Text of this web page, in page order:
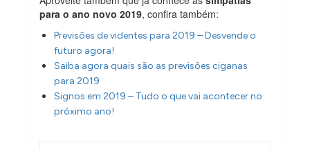
para o ano novo 2019, confira também:
Previsões de videntes para 2019 – Desvende o
futuro agora!
Saiba agora quais são as previsões ciganas
para 2019
Signos em 2019 – Tudo o que vai acontecer no
próximo ano!